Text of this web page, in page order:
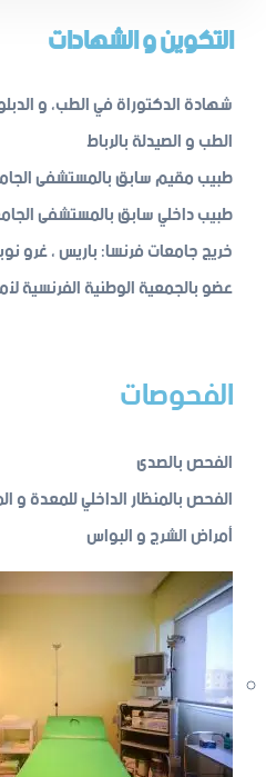
التكوين و الشهادات
شهادة الدكتوراة في الطب، و
الطب و الصيدلة بالرباط
طبيب مقيم سابق بالمستشفى
طبيب داخلي سابق بالمستشفى
خريج جامعات فرنسا: باريس ، غرو
عضو بالجمعية الوطنية الفرنسية
الفحوصات
الفحص بالصدى
الفحص بالمنظار الداخلي للمعدة و
أمراض الشرج و البواس